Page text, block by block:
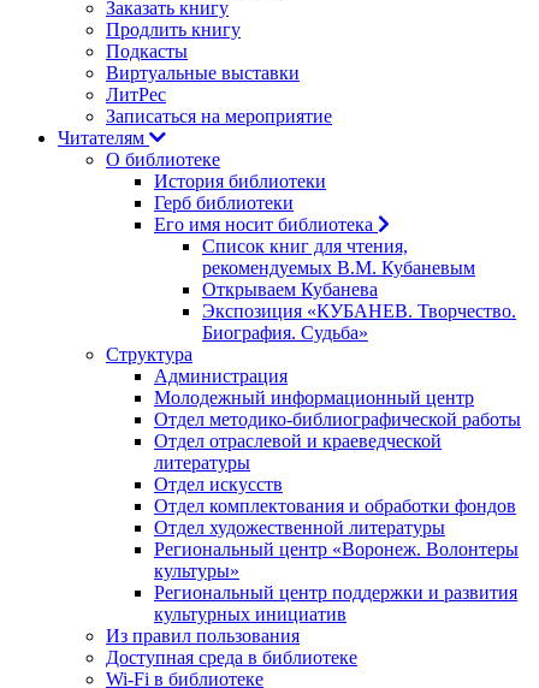
Заказать книгу
Продлить книгу
Подкасты
Виртуальные выставки
ЛитРес
Записаться на мероприятие
Читателям
О библиотеке
История библиотеки
Герб библиотеки
Его имя носит библиотека
Список книг для чтения,
рекомендуемых В.М. Кубаневым
Открываем Кубанева
Экспозиция «КУБАНЕВ. Творчество.
Биография. Судьба»
Структура
Администрация
Молодежный информационный центр
Отдел методико-библиографической работы
Отдел отраслевой и краеведческой
литературы
Отдел искусств
Отдел комплектования и обработки фондов
Отдел художественной литературы
Региональный центр «Воронеж. Волонтеры
культуры»
Региональный центр поддержки и развития
культурных инициатив
Из правил пользования
Доступная среда в библиотеке
Wi-Fi в библиотеке